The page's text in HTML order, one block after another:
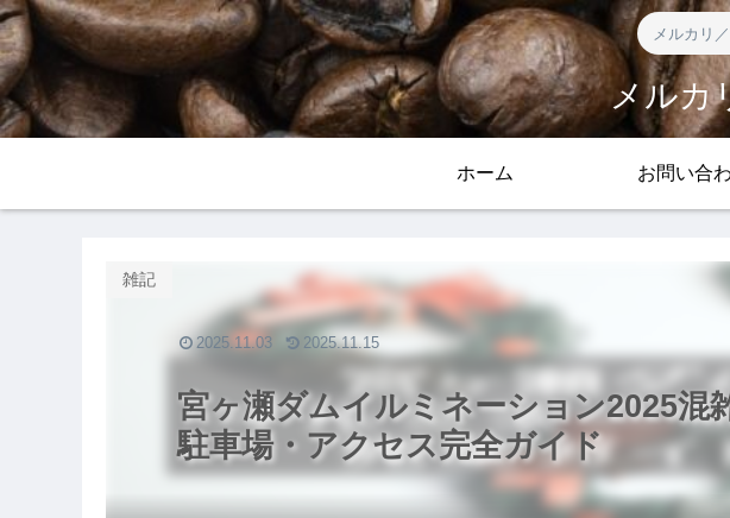
メルカリ
メルカ
ホーム お問い合
宮ヶ瀬ダムイルミネーション2025混
駐車場・アクセス完全ガイド
雑記
2025.11.03 2025.11.15